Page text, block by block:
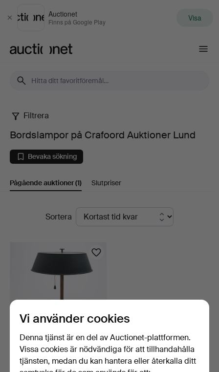
Stäng
Auctionet
Finns på Google Play Visa
Bordslampor
på
Crafoord
Auktioner
Filtrera
Bordslampor på Crafoord Auktioner Lund
Bevaka sökning
Pågående auktioner(1) Slutpriser
PågåendeSortera
BORDSLAMPA, ART DECO,
MÄSSING1900-TAL.
Vi använder cookies
Denna tjänst är en del av Auctionet-plattformen.
Vissa cookies är nödvändiga för att tillhandahålla
tjänsten, medan du kan hantera eller återkalla ditt